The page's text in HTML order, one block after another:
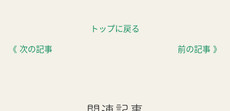
《 次の記事
トップに戻る
前の記事 》